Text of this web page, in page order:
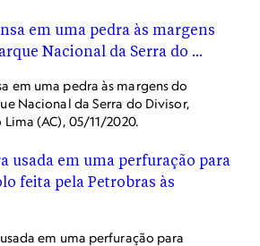
em uma pedra às margens do
Nacional da Serra do Divisor,
(AC), 05/11/2020.
em uma perfuração para